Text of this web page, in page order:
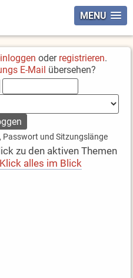
MENU
oder registrieren.
E-Mail übersehen?
Passwort und Sitzungslänge
zu den aktiven Themen
alles im Blick